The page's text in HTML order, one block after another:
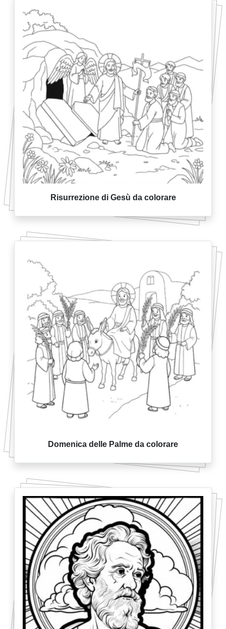
Risurrezione di Gesù da colorare
Domenica delle Palme da colorare